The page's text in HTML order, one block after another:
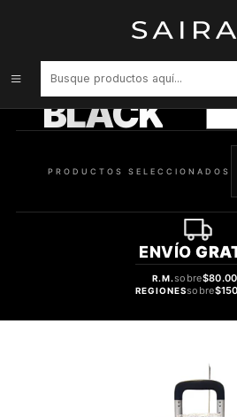
Maleta De Fibra 4 Ruedas Grande
BLACK
PRODUCTOS SELECCIONADOS
ENVÍO
R.M.sobre
REGIONESsobre